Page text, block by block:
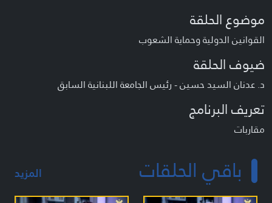
موضوع الحلقة
القوانين الدولية وحماية الشعوب
ضيوف الحلقة
د. عدنان السيد حسين - رئيس الجامعة اللبنانية السابق
تعريف البرنامج
مقاربات
باقي الحلقات المزيد